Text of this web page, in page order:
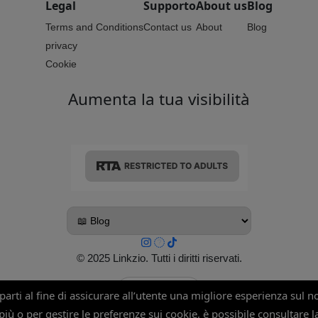
al fine di assicurare all’utente una migliore esperienza sul
o per gestire le preferenze sui cookie, è possibile consultare
Legal
Terms and Conditions
privacy
Cookie
Supporto
Contact us
About us
About
Blog
Blog
Aumenta la tua visibilità
© 2025 Linkzio. Tutti i diritti riservati.
↑ Torna in alto